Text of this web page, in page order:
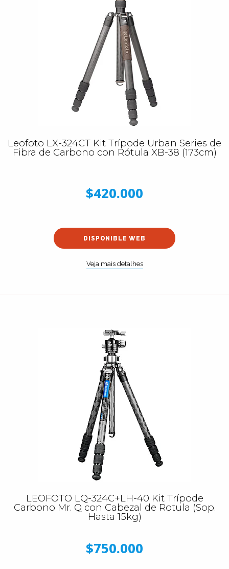
Leofoto LX-324CT Kit Trípode Urban Series de
Fibra de Carbono con Rótula XB-38 (173cm)
$420.000
DISPONIBLE WEB
Veja mais detalhes
LEOFOTO LQ-324C+LH-40 Kit Trípode
Carbono Mr. Q con Cabezal de Rotula (Sop.
Hasta 15kg)
$750.000